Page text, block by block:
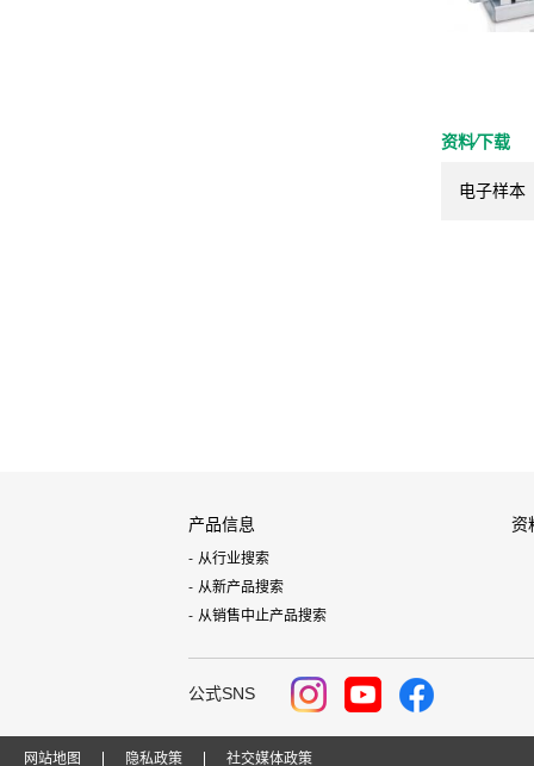
资料⁄下载
电子样本
产品信息
从行业搜索
从新产品搜索
从销售中止产品搜索
资
公式SNS
网站地图 隐私政策 社交媒体政策